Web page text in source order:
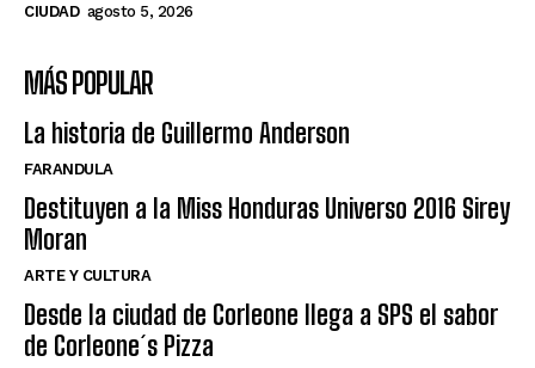
CIUDAD agosto 5, 2026
MÁS POPULAR
La historia de Guillermo Anderson
FARANDULA
Destituyen a la Miss Honduras Universo 2016 Sirey
Moran
ARTE Y CULTURA
Desde la ciudad de Corleone llega a SPS el sabor
de Corleone´s Pizza